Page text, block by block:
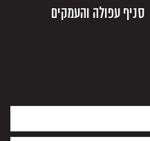
סניף עפולה והעמקים